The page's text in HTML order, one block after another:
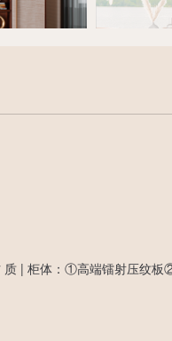
| 柜体：①高端镭射压纹